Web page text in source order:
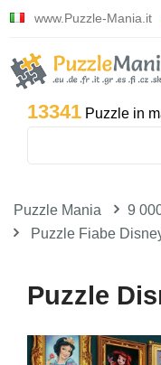
www.Puzzle-Mania.it
13341 Puzzle in
Puzzle Mania 9
Puzzle Fiabe
Puzzle